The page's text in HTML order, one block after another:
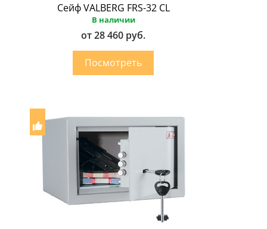
Сейф VALBERG FRS-32 CL
В наличии
от 28 460 руб.